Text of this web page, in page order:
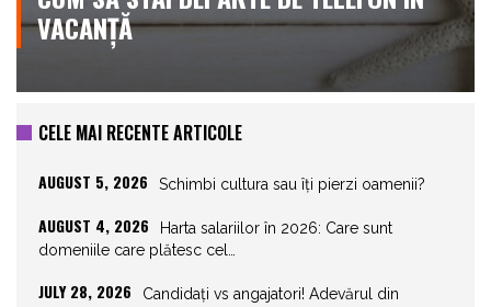
VACANȚĂ
CELE MAI RECENTE ARTICOLE
AUGUST 5, 2026 Schimbi cultura sau îți pierzi oamenii?
AUGUST 4, 2026
Harta salariilor în 2026: Care sunt
domeniile care plătesc cel…
JULY 28, 2026
Candidați vs angajatori! Adevărul din